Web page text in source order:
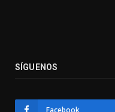
SÍGUENOS
Facebook